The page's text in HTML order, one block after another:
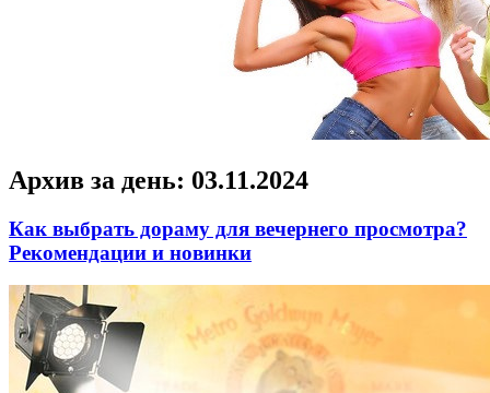
Архив за день: 03.11.2024
Как выбрать дораму для вечернего просмотра?
Рекомендации и новинки